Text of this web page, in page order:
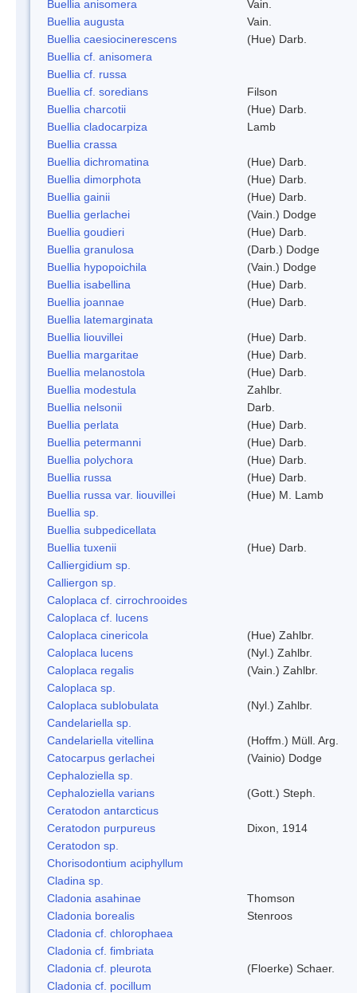
Buellia anisomera
Vain.
Buellia augusta
Vain.
Buellia caesiocinerescens
(Hue) Darb.
Buellia cf. anisomera
Buellia cf. russa
Buellia cf. soredians
Filson
Buellia charcotii
(Hue) Darb.
Buellia cladocarpiza
Lamb
Buellia crassa
Buellia dichromatina
(Hue) Darb.
Buellia dimorphota
(Hue) Darb.
Buellia gainii
(Hue) Darb.
Buellia gerlachei
(Vain.) Dodge
Buellia goudieri
(Hue) Darb.
Buellia granulosa
(Darb.) Dodge
Buellia hypopoichila
(Vain.) Dodge
Buellia isabellina
(Hue) Darb.
Buellia joannae
(Hue) Darb.
Buellia latemarginata
Buellia liouvillei
(Hue) Darb.
Buellia margaritae
(Hue) Darb.
Buellia melanostola
(Hue) Darb.
Buellia modestula
Zahlbr.
Buellia nelsonii
Darb.
Buellia perlata
(Hue) Darb.
Buellia petermanni
(Hue) Darb.
Buellia polychora
(Hue) Darb.
Buellia russa
(Hue) Darb.
Buellia russa var. liouvillei
(Hue) M. Lamb
Buellia sp.
Buellia subpedicellata
Buellia tuxenii
(Hue) Darb.
Calliergidium sp.
Calliergon sp.
Caloplaca cf. cirrochrooides
Caloplaca cf. lucens
Caloplaca cinericola
(Hue) Zahlbr.
Caloplaca lucens
(Nyl.) Zahlbr.
Caloplaca regalis
(Vain.) Zahlbr.
Caloplaca sp.
Caloplaca sublobulata
(Nyl.) Zahlbr.
Candelariella sp.
Candelariella vitellina
(Hoffm.) Müll. Arg.
Catocarpus gerlachei
(Vainio) Dodge
Cephaloziella sp.
Cephaloziella varians
(Gott.) Steph.
Ceratodon antarcticus
Ceratodon purpureus
Dixon, 1914
Ceratodon sp.
Chorisodontium aciphyllum
Cladina sp.
Cladonia asahinae
Thomson
Cladonia borealis
Stenroos
Cladonia cf. chlorophaea
Cladonia cf. fimbriata
Cladonia cf. pleurota
(Floerke) Schaer.
Cladonia cf. pocillum